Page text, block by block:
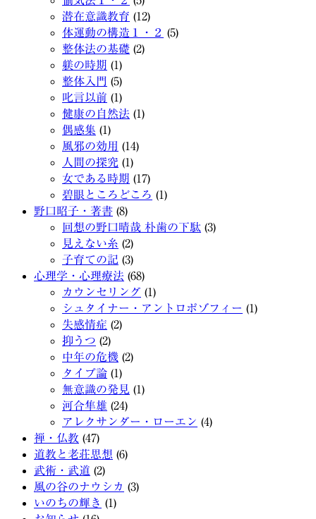
潜在意識教育 (12)
体運動の構造１・２ (5)
整体法の基礎 (2)
躾の時期 (1)
整体入門 (5)
叱言以前 (1)
健康の自然法 (1)
偶感集 (1)
風邪の効用 (14)
人間の探究 (1)
女である時期 (17)
碧眼ところどころ (1)
野口昭子・著書 (8)
回想の野口晴哉 朴歯の下駄 (3)
見えない糸 (2)
子育ての記 (3)
心理学・心理療法 (68)
カウンセリング (1)
シュタイナー・アントロポゾフィー (1)
失感情症 (2)
抑うつ (2)
中年の危機 (2)
タイプ論 (1)
無意識の発見 (1)
河合隼雄 (24)
アレクサンダー・ローエン (4)
禅・仏教 (47)
道教と老荘思想 (6)
武術・武道 (2)
風の谷のナウシカ (3)
いのちの輝き (1)